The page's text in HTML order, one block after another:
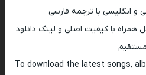
و انگلیسی با ترجمه فارسی
همراه با کیفیت اصلی و لینک دانلود
مستقیم
To download the latest songs,